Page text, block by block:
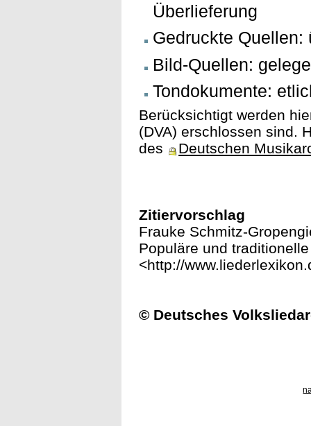
Überlieferung
Gedruckte
Bild-Quellen:
Tondokumente:
Berücksichtigt werden
(DVA) erschlossen sind.
des
Deutschen
Zitiervorschlag
Frauke Schmitz-
Populäre und
<http://
© Deutsches